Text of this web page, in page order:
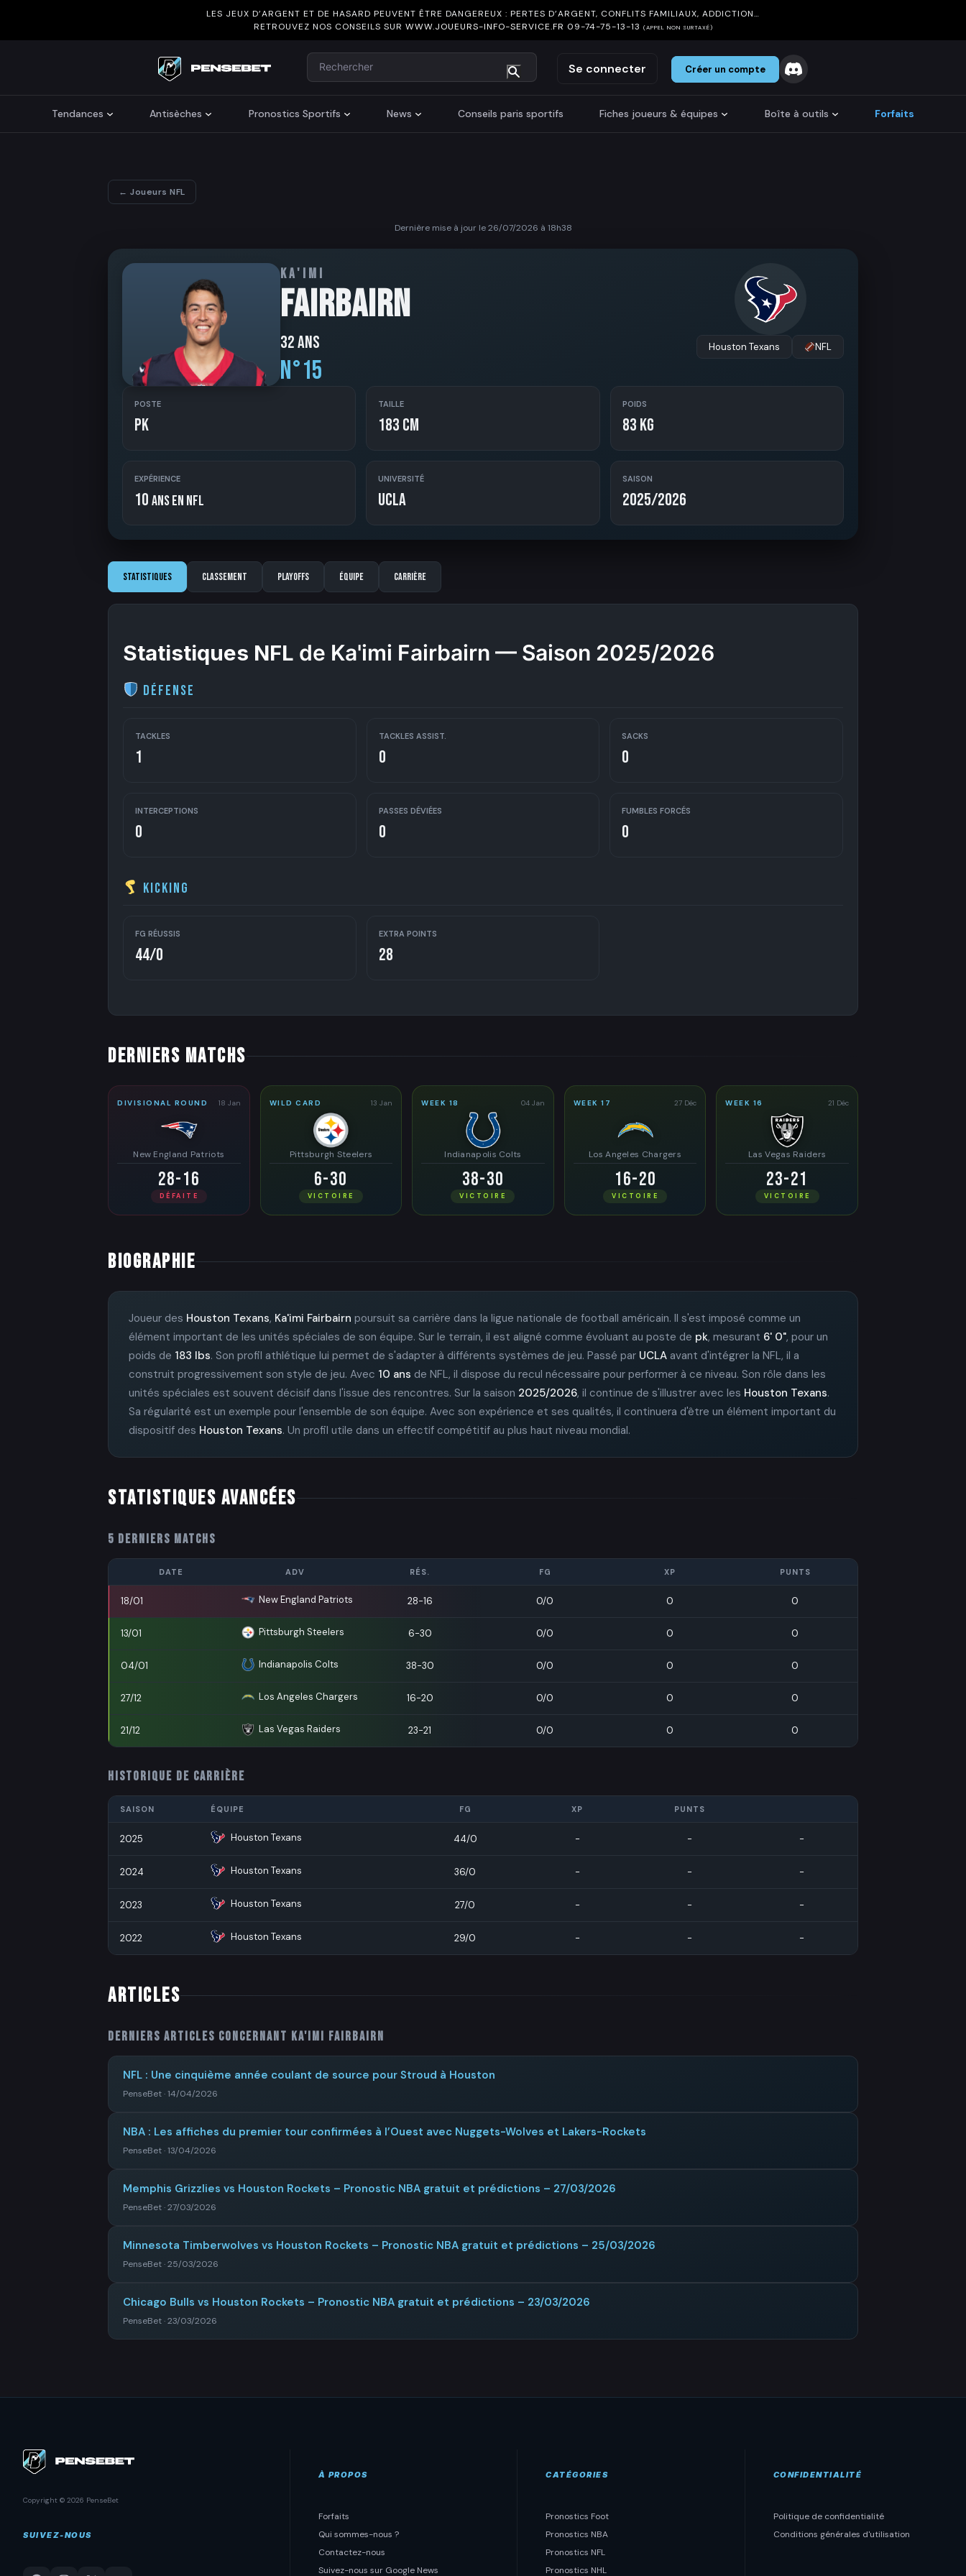
LES JEUX D’ARGENT ET DE HASARD PEUVENT ÊTRE DANGEREUX : PERTES D’ARGENT, CONFLITS FAMILIAUX, ADDICTION…
RETROUVEZ NOS CONSEILS SUR WWW.JOUEURS-INFO-SERVICE.FR 09-74-75-13-13 (APPEL NON SURTAXÉ)
Rechercher
Search Se connecter Créer un compte
Tendances Antisèches Pronostics Sportifs News Conseils paris sportifs Fiches joueurs & équipes Boîte à outils Forfaits
← Joueurs NFL
Dernière mise à jour le 26/07/2026 à 18h38
KA'IMI
FAIRBAIRN
32 ans
N°15
Houston Texans NFL
POSTE
PK
TAILLE
183 cm
POIDS
83 kg
EXPÉRIENCE
10 ans en NFL
UNIVERSITÉ
UCLA
SAISON
2025/2026
Statistiques Classement Playoffs Équipe Carrière
Statistiques NFL de Ka'imi Fairbairn — Saison 2025/2026
Défense
TACKLES
1
TACKLES ASSIST.
0
SACKS
0
INTERCEPTIONS
0
PASSES DÉVIÉES
0
FUMBLES FORCÉS
0
Kicking
FG RÉUSSIS
44/0
EXTRA POINTS
28
DERNIERS MATCHS
DIVISIONAL ROUND 18 Jan
New England Patriots
28-16
DÉFAITE
WILD CARD 13 Jan
Pittsburgh Steelers
6-30
VICTOIRE
WEEK 18 04 Jan
Indianapolis Colts
38-30
VICTOIRE
WEEK 17 27 Déc
Los Angeles Chargers
16-20
VICTOIRE
WEEK 16 21 Déc
Las Vegas Raiders
23-21
VICTOIRE
BIOGRAPHIE
Joueur des Houston Texans, Ka'imi Fairbairn poursuit sa carrière dans la ligue nationale de football américain. Il s'est imposé comme un
élément important de les unités spéciales de son équipe. Sur le terrain, il est aligné comme évoluant au poste de pk, mesurant 6' 0", pour un
poids de 183 lbs. Son profil athlétique lui permet de s'adapter à différents systèmes de jeu. Passé par UCLA avant d'intégrer la NFL, il a
construit progressivement son style de jeu. Avec 10 ans de NFL, il dispose du recul nécessaire pour performer à ce niveau. Son rôle dans les
unités spéciales est souvent décisif dans l'issue des rencontres. Sur la saison 2025/2026, il continue de s'illustrer avec les Houston Texans.
Sa régularité est un exemple pour l'ensemble de son équipe. Avec son expérience et ses qualités, il continuera d'être un élément important du
dispositif des Houston Texans. Un profil utile dans un effectif compétitif au plus haut niveau mondial.
STATISTIQUES AVANCÉES
5 DERNIERS MATCHS
DATE ADV RÉS. FG XP PUNTS
18/01 New England Patriots 28-16 0/0 0 0
13/01 Pittsburgh Steelers 6-30 0/0 0 0
04/01 Indianapolis Colts 38-30 0/0 0 0
27/12 Los Angeles Chargers 16-20 0/0 0 0
21/12 Las Vegas Raiders 23-21 0/0 0 0
HISTORIQUE DE CARRIÈRE
SAISON ÉQUIPE FG XP PUNTS
2025 Houston Texans 44/0 - - -
2024 Houston Texans 36/0 - - -
2023 Houston Texans 27/0 - - -
2022 Houston Texans 29/0 - - -
ARTICLES
Derniers articles concernant Ka'imi Fairbairn
NFL : Une cinquième année coulant de source pour Stroud à Houston
PenseBet · 14/04/2026
NBA : Les affiches du premier tour confirmées à l’Ouest avec Nuggets-Wolves et Lakers-Rockets
PenseBet · 13/04/2026
Memphis Grizzlies vs Houston Rockets – Pronostic NBA gratuit et prédictions – 27/03/2026
PenseBet · 27/03/2026
Minnesota Timberwolves vs Houston Rockets – Pronostic NBA gratuit et prédictions – 25/03/2026
PenseBet · 25/03/2026
Chicago Bulls vs Houston Rockets – Pronostic NBA gratuit et prédictions – 23/03/2026
PenseBet · 23/03/2026
Copyright © 2026 PenseBet
SUIVEZ-NOUS
À PROPOS
Forfaits
Qui sommes-nous ?
Contactez-nous
Suivez-nous sur Google News
CATÉGORIES
Pronostics Foot
Pronostics NBA
Pronostics NFL
Pronostics NHL
CONFIDENTIALITÉ
Politique de confidentialité
Conditions générales d'utilisation